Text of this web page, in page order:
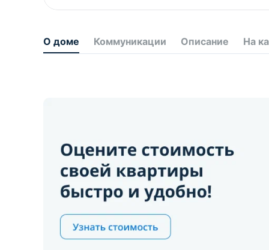
О доме Коммуникации Описание На